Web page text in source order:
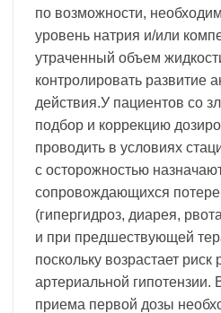
по возможности,
уровень натрия и/или
утраченный объем
контролировать развитие
действия.У пациентов со
подбор и коррекцию
проводить в условиях
с осторожностью
сопровождающихся
(гипергидроз, диарея,
и при предшествующей
поскольку возрастает риск
артериальной гипотензии.
приема первой дозы